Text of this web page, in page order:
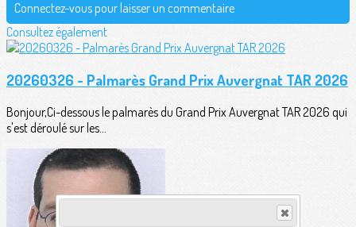
Connectez-vous pour laisser un commentaire
Consultez également
20260326 - Palmarès Grand Prix Auvergnat TAR 2026
Bonjour,Ci-dessous le palmarès du Grand Prix Auvergnat TAR 2026 qui
s'est déroulé sur les...